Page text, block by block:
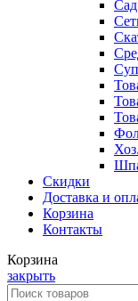
Скидки
Доставка и
Корзина
Контакты
Корзина
закрыть